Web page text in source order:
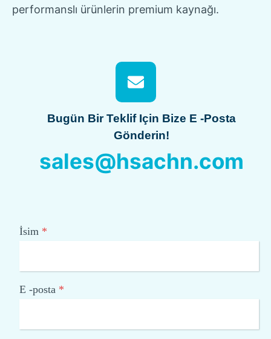
performanslı ürünlerin premium kaynağı.
Bugün Bir Teklif Için Bize E -posta
Gönderin!
sales@hsachn.com
İsim *
E -posta *